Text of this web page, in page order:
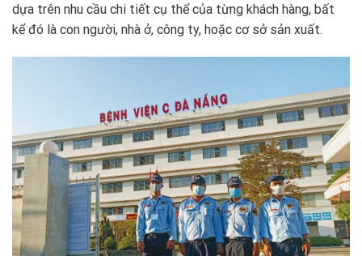
dựa trên nhu cầu chi tiết cụ thể của từng khách hàng, bất
kể đó là con người, nhà ở, công ty, hoặc cơ sở sản xuất.